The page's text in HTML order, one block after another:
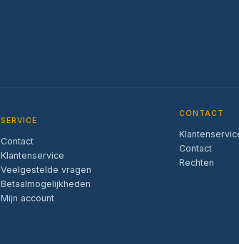
SERVICE
Contact
Klantenservice
Veelgestelde vragen
Betaalmogelijkheden
Mijn account
CONTACT
Contact
Rechten